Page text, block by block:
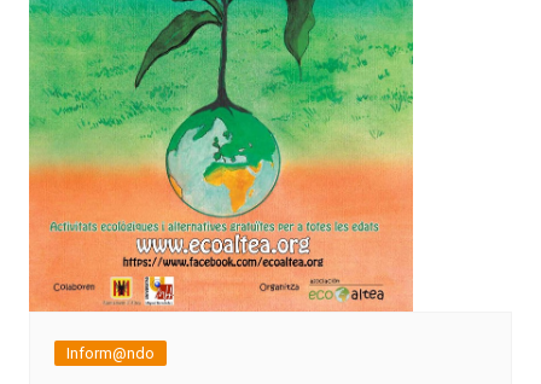
Inform@ndo